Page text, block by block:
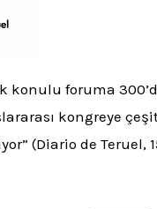
konulu foruma
kongreye
(Diario de Teruel,